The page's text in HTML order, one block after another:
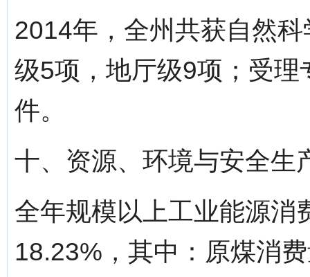
2014年，全州共获自然
级5项，地厅级9项；受
件。
十、资源、环境与安全生
全年规模以上工业能源消
18.23%，其中：原煤消